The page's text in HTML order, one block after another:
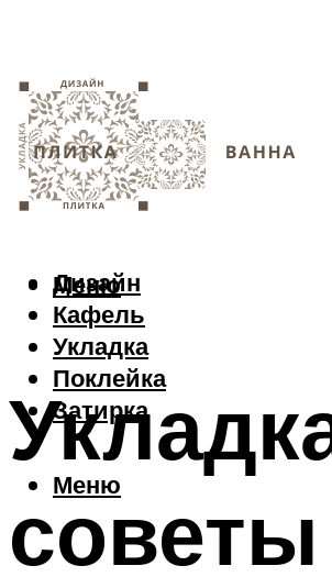
Дизайн
Кафель
Укладка
Поклейка
Затирка
Меню
Меню